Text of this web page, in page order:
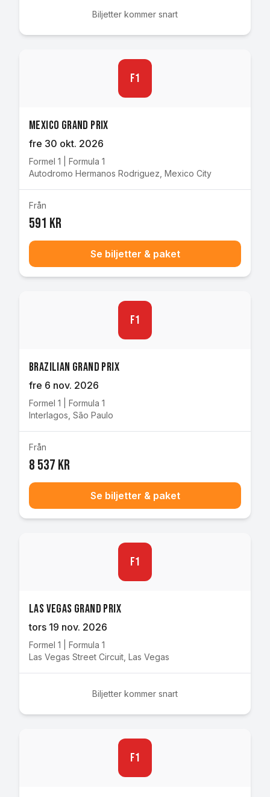
Biljetter kommer snart
F1
Mexico Grand Prix
fre 30 okt. 2026
Formel 1
Formula 1
Autodromo Hermanos Rodriguez Mexico City
Från
591 kr
Se biljetter & paket
F1
Brazilian Grand Prix
fre 6 nov. 2026
Formel 1
Formula 1
Interlagos São Paulo
Från
8 537 kr
Se biljetter & paket
F1
Las Vegas Grand Prix
tors 19 nov. 2026
Formel 1
Formula 1
Las Vegas Street Circuit Las Vegas
Biljetter kommer snart
F1